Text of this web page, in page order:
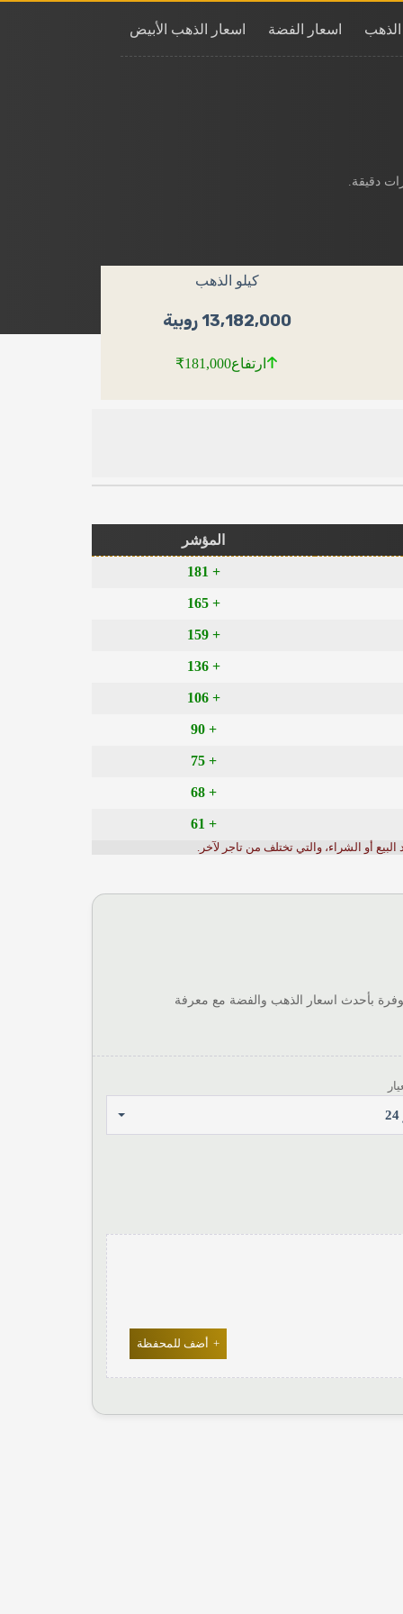
الذهب اسعار الفضة اسعار الذهب الأبيض
دقيقة.
كيلو الذهب
13,182,000 روبية
ارتفاع₹181,000
المؤشر
+ 181
+ 165
+ 159
+ 136
+ 106
+ 90
+ 75
+ 68
+ 61
أو الشراء، والتي تختلف من تاجر لآخر.
بأحدث اسعار الذهب والفضة مع معرفة
+ أضف للمحفظة